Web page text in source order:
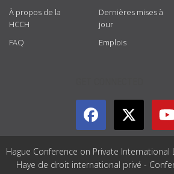
À propos de la
HCCH
FAQ
Dernières mises à
jour
Emplois
Hague Conference on Private International
Haye de droit international privé -